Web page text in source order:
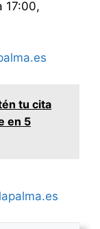
17:00,
tu cita
en 5